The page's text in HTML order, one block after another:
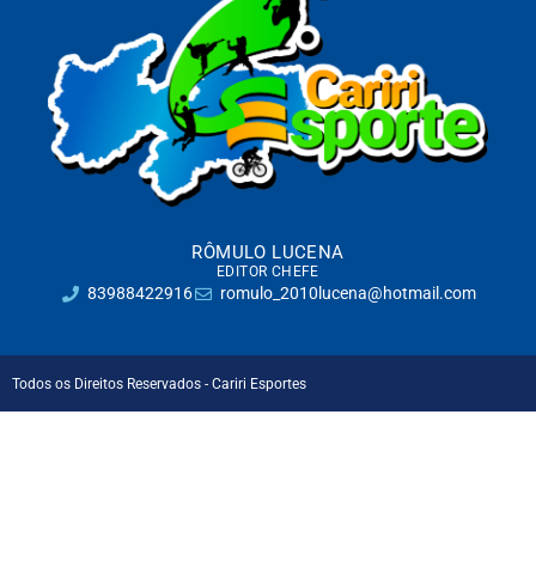
RÔMULO LUCENA
EDITOR CHEFE
83988422916 romulo_2010lucena@hotmail.com
Todos os Direitos Reservados - Cariri Esportes